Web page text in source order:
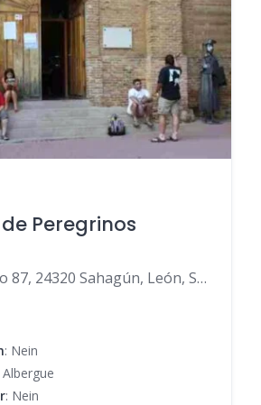
Peregrinos
Calle El Arco 87, 24320 Sahagún, León, Spanien
: Nein
: Nein